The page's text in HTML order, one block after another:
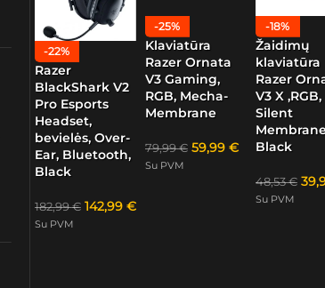
-22%
Razer
BlackShark V2
Pro Esports
Headset,
bevielės, Over-
Ear, Bluetooth,
Black
182,99€ 142,99 €
Su PVM
-25%
Klaviatūra
Razer Ornata
V3 Gaming,
RGB, Mecha-
Membrane
79,99€ 59,99 €
Su PVM
-18%
Žaidimų
klaviatūra
Razer
V3 X ,RGB,
Silent
Black
48,53€
Su PVM